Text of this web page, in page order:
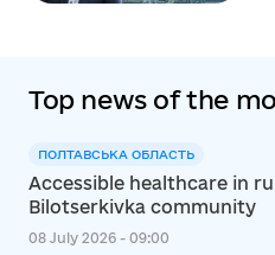
Top news of the
ПОЛТАВСЬКА ОБЛАСТЬ
Accessible healthcare in
Bilotserkivka community
08 July 2026 - 09:00